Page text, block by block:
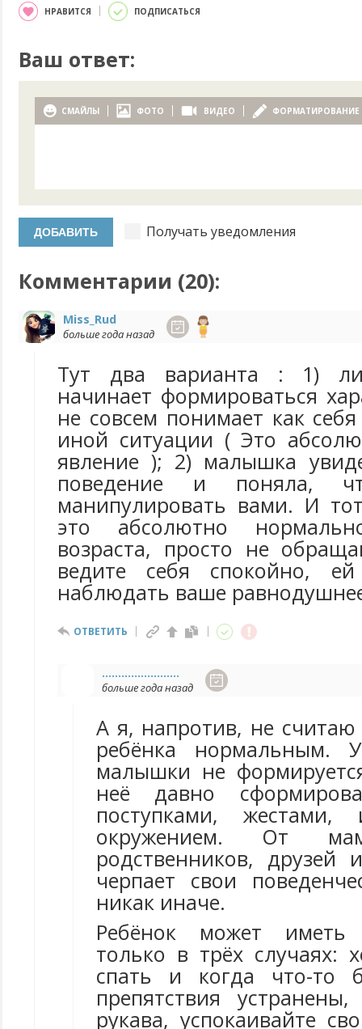
НРАВИТСЯ ПОДПИСАТЬСЯ
Ваш ответ:
СМАЙЛЫ ФОТО ВИДЕО ФОРМАТИРОВАНИЕ
Получать уведомления
Комментарии (20):
Miss_Rud
больше года назад
Тут два варианта : 1)
начинает формироваться
не совсем понимает как
иной ситуации ( Это
явление ); 2) малышка
поведение и поняла,
манипулировать вами. И
это абсолютно
возраста, просто не
ведите себя спокойно,
наблюдать ваше
ОТВЕТИТЬ
........................
больше года назад
А я, напротив, не считаю
ребёнка нормальным.
малышки не
неё давно
поступками, жестами,
окружением. От
родственников,
черпает свои
никак иначе.
Ребёнок может иметь
только в трёх случаях:
спать и когда что-то
препятствия
рукава, успокаивайте